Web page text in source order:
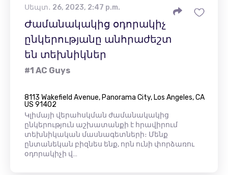
Սեպտ․ 26, 2023, 2:47 p.m.
Ժամանակակից օդորակիչ
ընկերությանը անհրաժեշտ
են տեխնիկներ
#1 AC Guys
8113 Wakefield Avenue, Panorama City, Los Angeles, CA
US 91402
Կլիմայի վերահսկման ժամանակակից
ընկերություն աշխատանքի է հրավիրում
տեխնիկական մասնագետների։ Մենք
ընտանեկան բիզնես ենք, որն ունի փորձառու
օդորակիչի վ…